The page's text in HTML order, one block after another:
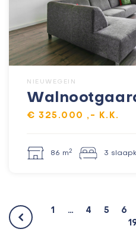
NIEUWEGEIN
€ 325.000 ,- K.K.
86 m2 3
1 … 4 5 6